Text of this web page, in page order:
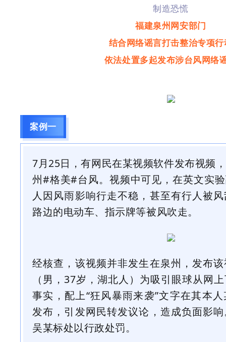
制造恐慌
福建泉州网安部门
结合网络谣言打击整治专项行
依法处置多起发布涉台风网络
案例一
7月25日，有网民在某视频软件发布视频
州#格美#台风。视频中可见，在英文实
人因风雨影响行走不稳，甚至有行人被
路边的电动车、指示牌等被风吹走。
经核查，该视频并非发生在泉州，发布
（男，37岁，湖北人）为吸引眼球从网
事实，配上“狂风暴雨来袭”文字在其本
发布，引发网民转发议论，造成负面影
吴某标处以行政处罚。